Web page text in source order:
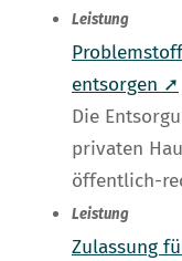
Leistung
entsorgen ➚
Die
privaten
öffentlich-
Leistung
Zulassung